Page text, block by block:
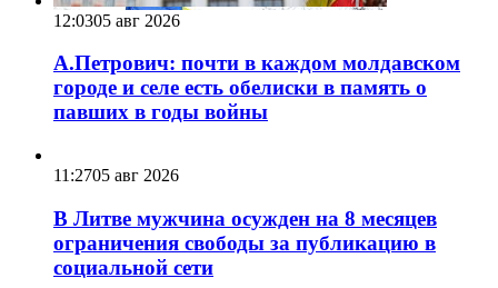
12:0305 авг 2026
А.Петрович: почти в каждом молдавском
городе и селе есть обелиски в память о
павших в годы войны
11:2705 авг 2026
В Литве мужчина осужден на 8 месяцев
ограничения свободы за публикацию в
социальной сети